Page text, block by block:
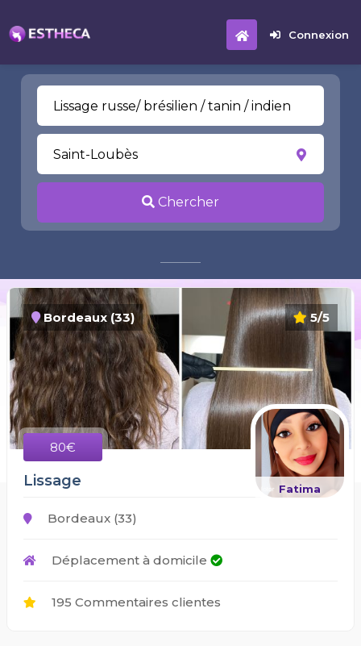
Connexion
Chercher
5/5
Bordeaux (33)
80€
Fatima
Lissage
Bordeaux (33)
Déplacement à domicile
195 Commentaires clientes